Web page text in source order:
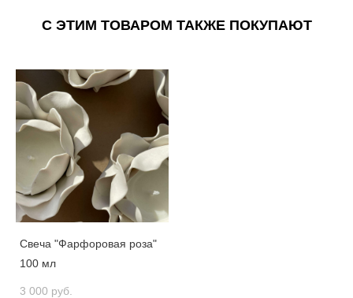
С ЭТИМ ТОВАРОМ ТАКЖЕ ПОКУПАЮТ
Свеча "Фарфоровая роза"
100 мл
3 000 pуб.